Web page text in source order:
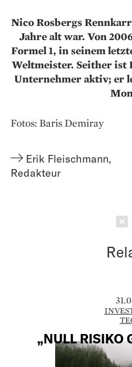
Nico Rosbergs
Jahre alt war. Von
Formel 1, in seinem
Weltmeister. Seither ist
Unternehmer aktiv; er
Fotos: Baris Demiray
Erik Fleischmann,
Redakteur
„NULL RISIKO